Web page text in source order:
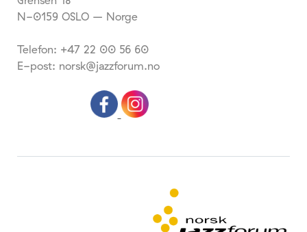
N-0159 OSLO – Norge
Telefon: +47 22 00 56 60
E-post: norsk@jazzforum.no